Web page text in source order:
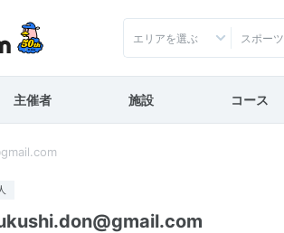
エリアを選ぶ スポー
主催者 施設 コース